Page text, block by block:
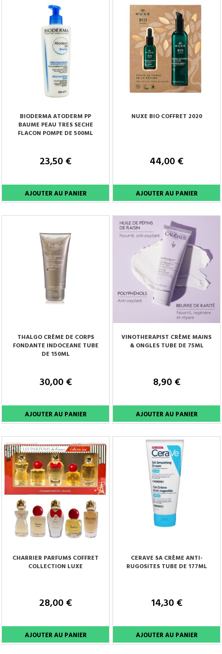
BIODERMA ATODERM PP
BAUME PEAU TRES SECHE
FLACON POMPE DE 500ML
23,50 €
NUXE BIO COFFRET 2020
44,00 €
THALGO CRÈME DE CORPS
FONDANTE INDOCEANE TUBE
DE 150ML
30,00 €
VINOTHERAPIST CRÈME MAINS
& ONGLES TUBE DE 75ML
8,90 €
CHARRIER PARFUMS COFFRET
COLLECTION LUXE
28,00 €
CERAVE SA CRÈME ANTI-
RUGOSITES TUBE DE 177ML
14,30 €